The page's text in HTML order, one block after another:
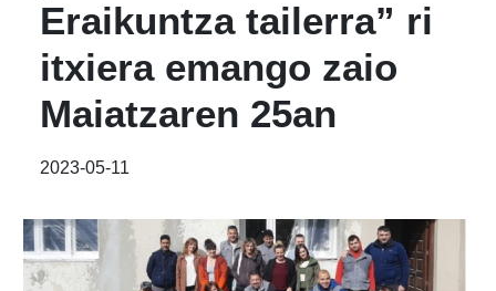
Eraikuntza tailerra” ri
itxiera emango zaio
Maiatzaren 25an
2023-05-11